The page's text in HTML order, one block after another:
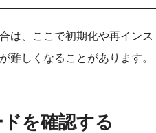
は、ここで初期化や再イン
難しくなることがあります。
を確認する